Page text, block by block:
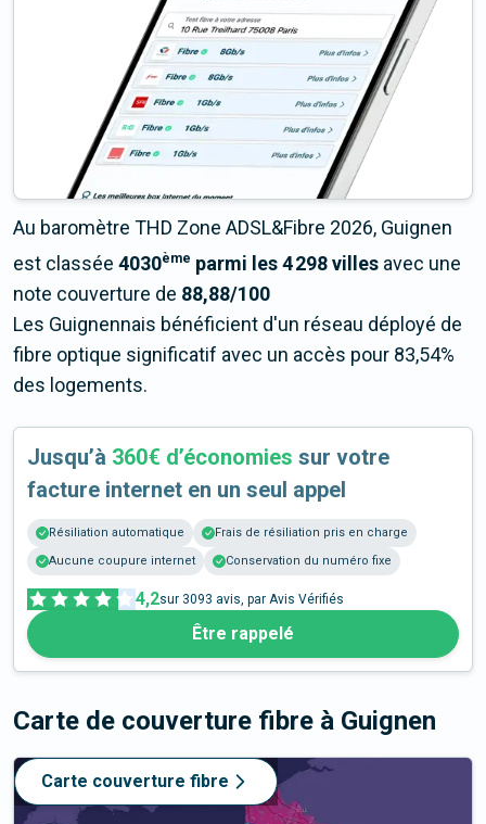
Au baromètre THD Zone ADSL&Fibre 2026, Guignen
est classée 4030ème parmi les 4 298 villes avec une
note couverture de 88,88/100
Les Guignennais bénéficient d'un réseau déployé de
fibre optique significatif avec un accès pour 83,54%
des logements.
Jusqu’à 360€ d’économies sur votre
facture internet en un seul appel
Résiliation automatique
Frais de résiliation pris en charge
Aucune coupure internet
Conservation du numéro fixe
4,2sur 3093 avis, par Avis Vérifiés
Être rappelé
Carte de couverture fibre à Guignen
Carte couverture fibre